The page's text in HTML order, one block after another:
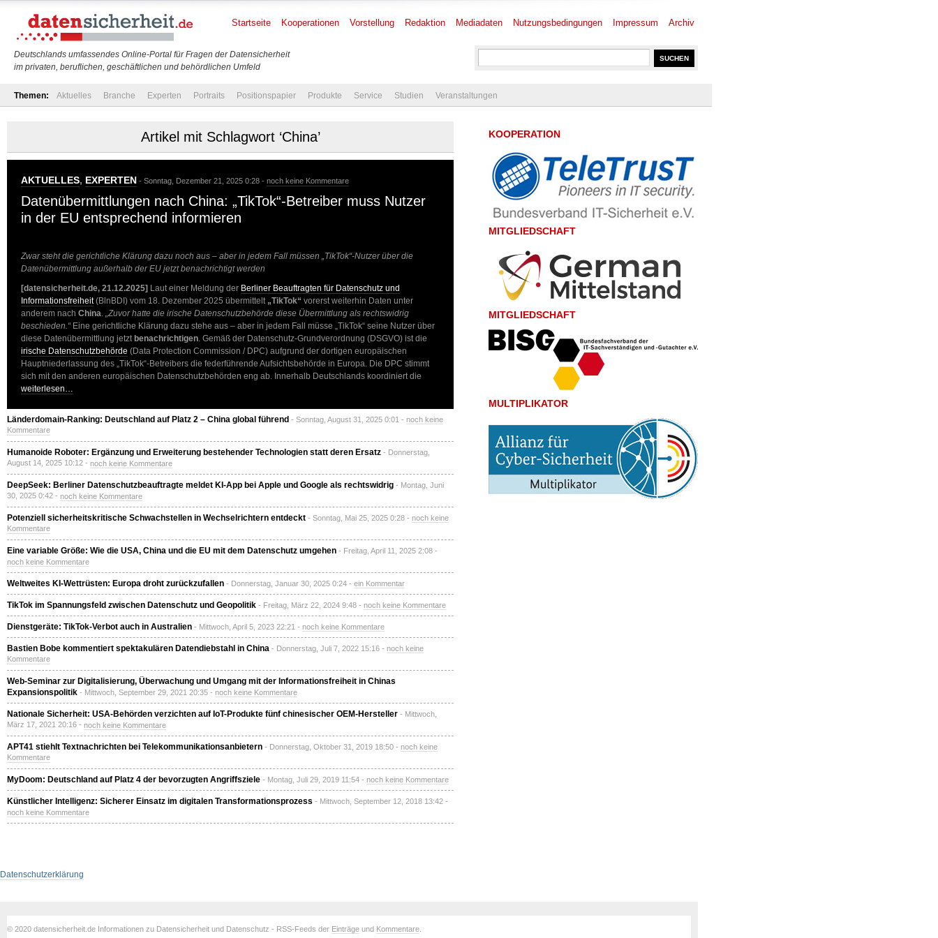
Deutschlands umfassendes Online-Portal für Fragen der Datensicherheit
im privaten, beruflichen, geschäftlichen und behördlichen Umfeld
Startseite Kooperationen Vorstellung Redaktion Mediadaten Nutzungsbedingungen Impressum Archiv
Themen: Aktuelles Branche Experten Portraits Positionspapier Produkte Service Studien Veranstaltungen
Artikel mit Schlagwort ‘China’
AKTUELLES, EXPERTEN - Sonntag, Dezember 21, 2025 0:28 - noch keine Kommentare
Datenübermittlungen nach China: „TikTok“-Betreiber muss Nutzer
in der EU entsprechend informieren
Zwar steht die gerichtliche Klärung dazu noch aus – aber in jedem Fall müssen „TikTok“-Nutzer über die
Datenübermittlung außerhalb der EU jetzt benachrichtigt werden
[datensicherheit.de, 21.12.2025] Laut einer Meldung der Berliner Beauftragten für Datenschutz und
Informationsfreiheit(BlnBDI) vom 18. Dezember 2025 übermittelt „TikTok“ vorerst weiterhin Daten unter
anderem nach China. „Zuvor hatte die irische Datenschutzbehörde diese Übermittlung als rechtswidrig
beschieden.“Eine gerichtliche Klärung dazu stehe aus – aber in jedem Fall müsse „TikTok“ seine Nutzer über
diese Datenübermittlung jetzt benachrichtigen. Gemäß der Datenschutz-Grundverordnung (DSGVO) ist die
irische Datenschutzbehörde (Data Protection Commission / DPC) aufgrund der dortigen europäischen
Hauptniederlassung des „TikTok“-Betreibers die federführende Aufsichtsbehörde in Europa. Die DPC stimmt
sich mit den anderen europäischen Datenschutzbehörden eng ab. Innerhalb Deutschlands koordiniert die
weiterlesen…
Länderdomain-Ranking: Deutschland auf Platz 2 – China global führend - Sonntag, August 31, 2025 0:01 - noch keine
Kommentare
Humanoide Roboter: Ergänzung und Erweiterung bestehender Technologien statt deren Ersatz - Donnerstag,
August 14, 2025 10:12 - noch keine Kommentare
DeepSeek: Berliner Datenschutzbeauftragte meldet KI-App bei Apple und Google als rechtswidrig - Montag, Juni
30, 2025 0:42 - noch keine Kommentare
Potenziell sicherheitskritische Schwachstellen in Wechselrichtern entdeckt - Sonntag, Mai 25, 2025 0:28 - noch keine
Kommentare
Eine variable Größe: Wie die USA, China und die EU mit dem Datenschutz umgehen​ - Freitag, April 11, 2025 2:08 -
noch keine Kommentare
Weltweites KI-Wettrüsten: Europa droht zurückzufallen - Donnerstag, Januar 30, 2025 0:24 - ein Kommentar
TikTok im Spannungsfeld zwischen Datenschutz und Geopolitik - Freitag, März 22, 2024 9:48 - noch keine Kommentare
Dienstgeräte: TikTok-Verbot auch in Australien - Mittwoch, April 5, 2023 22:21 - noch keine Kommentare
Bastien Bobe kommentiert spektakulären Datendiebstahl in China - Donnerstag, Juli 7, 2022 15:16 - noch keine
Kommentare
Web-Seminar zur Digitalisierung, Überwachung und Umgang mit der Informationsfreiheit in Chinas
Expansionspolitik - Mittwoch, September 29, 2021 20:35 - noch keine Kommentare
Nationale Sicherheit: USA-Behörden verzichten auf IoT-Produkte fünf chinesischer OEM-Hersteller - Mittwoch,
März 17, 2021 20:16 - noch keine Kommentare
APT41 stiehlt Textnachrichten bei Telekommunikationsanbietern - Donnerstag, Oktober 31, 2019 18:50 - noch keine
Kommentare
MyDoom: Deutschland auf Platz 4 der bevorzugten Angriffsziele - Montag, Juli 29, 2019 11:54 - noch keine Kommentare
Künstlicher Intelligenz: Sicherer Einsatz im digitalen Transformationsprozess - Mittwoch, September 12, 2018 13:42 -
noch keine Kommentare
KOOPERATION
MITGLIEDSCHAFT
MITGLIEDSCHAFT
MULTIPLIKATOR
Datenschutzerklärung
© 2020 datensicherheit.de Informationen zu Datensicherheit und Datenschutz - RSS-Feeds der Einträge und Kommentare